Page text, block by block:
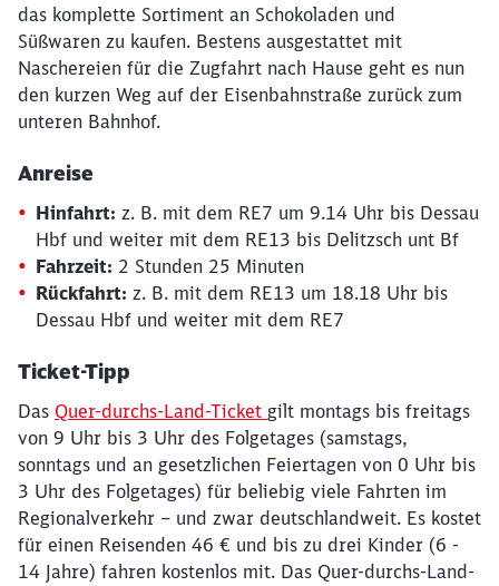
das komplette Sortiment an Schokoladen und
Süßwaren zu kaufen. Bestens ausgestattet mit
Naschereien für die Zugfahrt nach Hause geht es nun
den kurzen Weg auf der Eisenbahnstraße zurück zum
unteren Bahnhof.
Anreise
Hinfahrt: z. B. mit dem RE7 um 9.14 Uhr bis Dessau
Hbf und weiter mit dem RE13 bis Delitzsch unt Bf
Fahrzeit: 2 Stunden 25 Minuten
Rückfahrt: z. B. mit dem RE13 um 18.18 Uhr bis
Dessau Hbf und weiter mit dem RE7
Ticket-Tipp
Das Quer-durchs-Land-Ticket gilt montags bis freitags
von 9 Uhr bis 3 Uhr des Folgetages (samstags,
sonntags und an gesetzlichen Feiertagen von 0 Uhr bis
3 Uhr des Folgetages) für beliebig viele Fahrten im
Regionalverkehr – und zwar deutschlandweit. Es kostet
für einen Reisenden 46 € und bis zu drei Kinder (6 -
14 Jahre) fahren kostenlos mit. Das Quer-durchs-Land-